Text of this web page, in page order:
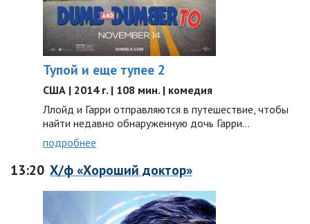
Тупой и еще тупее 2
США | 2014 г. | 108 мин. | комедия
Ллойд и Гарри отправляются в путешествие, чтобы
найти недавно обнаруженную дочь Гарри…
подробнее
13:20 Х/ф «Хороший доктор»